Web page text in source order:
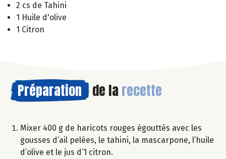
2 cs de Tahini
1 Huile d'olive
1 Citron
Préparation de la recette
Mixer 400 g de haricots rouges égouttés avec les
gousses d’ail pelées, le tahini, la mascarpone, l’huile
d’olive et le jus d’1 citron.